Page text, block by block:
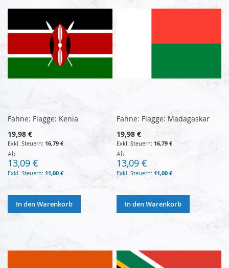
Fahne: Flagge: Kenia
19,98 €
16,79 €
Ab
13,09 €
11,00 €
In den Warenkorb
Fahne: Flagge: Madagaskar
19,98 €
16,79 €
Ab
13,09 €
11,00 €
In den Warenkorb